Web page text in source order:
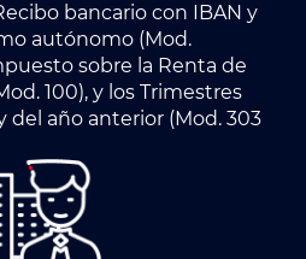
bancario con IBAN y
autónomo (Mod.
sobre la Renta de
100), y los Trimestres
del año anterior (Mod. 303